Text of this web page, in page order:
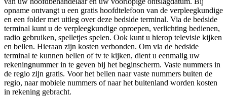
opname ontvangt u een gratis hoofdtelefoon van de verpleegkundige
en een folder met uitleg over deze bedside terminal. Via de bedside
terminal kunt u de verpleegkundige oproepen, verlichting bedienen,
radio gebruiken, spelletjes spelen. Ook kunt u hierop televisie kijken
en bellen. Hieraan zijn kosten verbonden. Om via de bedside
terminal te kunnen bellen of tv te kijken, dient u eenmalig uw
rekeningnummer in te geven bij het beginscherm. Vaste nummers in
de regio zijn gratis. Voor het bellen naar vaste nummers buiten de
regio, naar mobiele nummers of naar het buitenland worden kosten
in rekening gebracht.